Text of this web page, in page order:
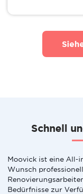
Schnell
Moovick ist eine All-
Wunsch
Bedürfnisse zur